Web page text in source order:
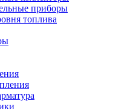
приборы
топлива